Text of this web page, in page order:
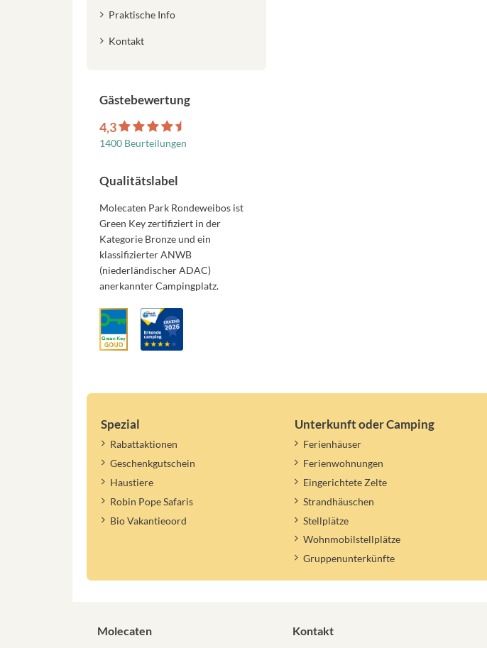
Praktische Info
Kontakt
Gästebewertung
4,3
1400 Beurteilungen
Qualitätslabel
Molecaten Park Rondeweibos ist
Green Key zertifiziert in der
Kategorie Bronze und ein
klassifizierter ANWB
(niederländischer ADAC)
anerkannter Campingplatz.
Spezial
Rabattaktionen
Geschenkgutschein
Haustiere
Robin Pope Safaris
Bio Vakantieoord
Unterkunft oder Camping
Ferienhäuser
Ferienwohnungen
Eingerichtete Zelte
Strandhäuschen
Stellplätze
Wohnmobilstellplätze
Gruppenunterkünfte
Molecaten
Kontakt